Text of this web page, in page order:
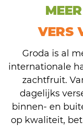
VERS
Groda is al
internationale
zachtfruit.
dagelijks
binnen- en
op kwaliteit,